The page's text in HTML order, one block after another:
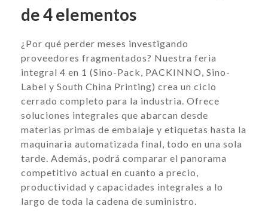
de 4 elementos
¿Por qué perder meses investigando
proveedores fragmentados? Nuestra feria
integral 4 en 1 (Sino-Pack, PACKINNO, Sino-
Label y South China Printing) crea un ciclo
cerrado completo para la industria. Ofrece
soluciones integrales que abarcan desde
materias primas de embalaje y etiquetas hasta la
maquinaria automatizada final, todo en una sola
tarde. Además, podrá comparar el panorama
competitivo actual en cuanto a precio,
productividad y capacidades integrales a lo
largo de toda la cadena de suministro.